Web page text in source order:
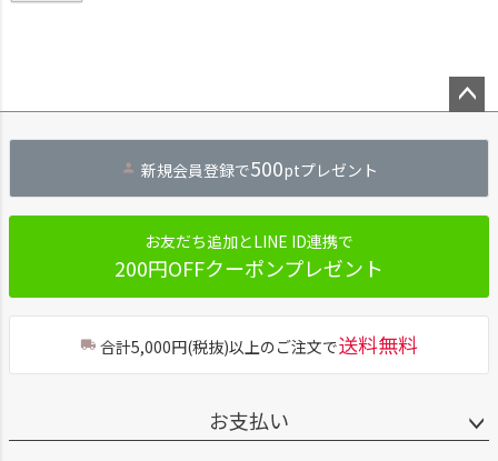
ジト
へ
新規会員登録で500ptプレゼント
お友だち追加とLINE ID連携で
200円OFFクーポンプレゼント
合計5,000円(税抜)以上のご注文で送料無料
お支払い